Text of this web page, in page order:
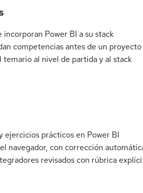
incorporan Power BI a su stack
competencias antes de un proyecto
al nivel de partida y al stack
ejercicios prácticos en Power BI
navegador, con corrección
revisados con rúbrica